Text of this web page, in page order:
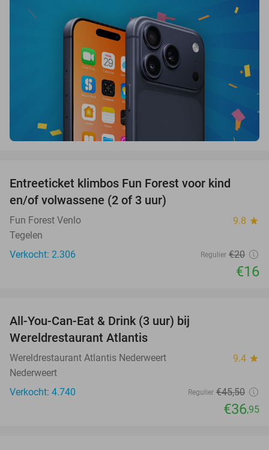
Entreeticket klimbos Fun Forest voor kind
en/of volwassene (2 of 3 uur)
Fun Forest Venlo 9.8 star
Tegelen
Verkocht: 2.306
Regulier €20
€16
All-You-Can-Eat & Drink (3 uur) bij
Wereldrestaurant Atlantis
Wereldrestaurant Atlantis Nederweert 9.4 star
Nederweert
Verkocht: 4.740
Regulier €45,50
€36,95